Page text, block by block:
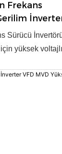
Frekans
Sürücü
yüksek voltajlı
yılında